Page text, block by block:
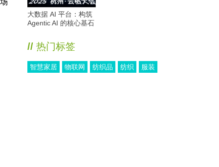
大数据 AI 平台：构筑
Agentic AI 的核心基石
// 热门标签
智慧家居 物联网 纺织品 纺织 服装